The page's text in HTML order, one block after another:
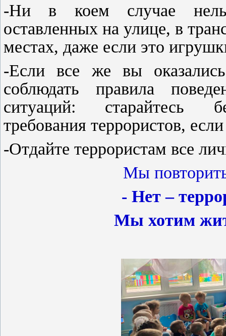
-Ни в коем случае
оставленных на улице, в
местах, даже если это
-Если все же вы
соблюдать правила
ситуаций: старайтесь
требования террористов,
-Отдайте террористам все
Мы
- Нет –
Мы хотим